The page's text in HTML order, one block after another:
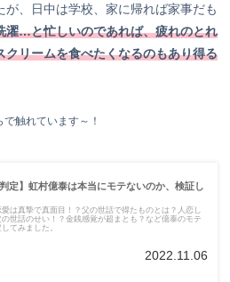
、日中は学校、家に帰れば家事だも
濯…と忙しいのであれば、疲れのとれ
クリームを食べたくなるのもあり得る
触れています～！
判定】虹村億泰は本当にモテないのか、検証し
は真摯で真面目！？父の世話で得たものとは？人恋し
の世話のせい！？金銭感覚が超まとも？など億泰のモテ
てみました。
2022.11.06